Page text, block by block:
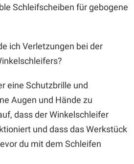
Schleifscheiben für gebogene
ich Verletzungen bei der
eine Schutzbrille und
Augen und Hände zu
dass der Winkelschleifer
und dass das Werkstück
du mit dem Schleifen